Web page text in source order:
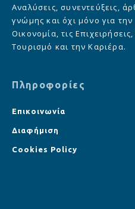
Αναλύσεις, συνεντεύξεις,
γνώμης και όχι μόνο για την
Οικονομία, τις
Τουρισμό και την Καριέρα.
Πληροφορίες
Επικοινωνία
Διαφήμιση
Cookies Policy